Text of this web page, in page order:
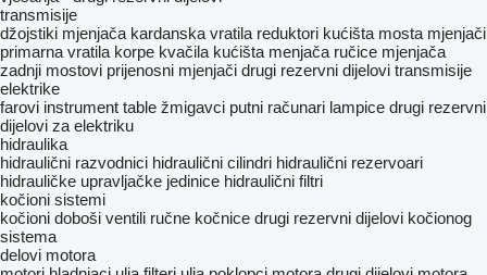
transmisije
džojstiki mjenjača kardanska vratila reduktori kućišta mosta mjenjači
primarna vratila korpe kvačila kućišta menjača ručice mjenjača
zadnji mostovi prijenosni mjenjači drugi rezervni dijelovi transmisije
elektrike
farovi instrument table žmigavci putni računari lampice drugi rezervni
dijelovi za elektriku
hidraulika
hidraulični razvodnici hidraulični cilindri hidraulični rezervoari
hidrauličke upravljačke jedinice hidraulični filtri
kočioni sistemi
kočioni doboši ventili ručne kočnice drugi rezervni dijelovi kočionog
sistema
delovi motora